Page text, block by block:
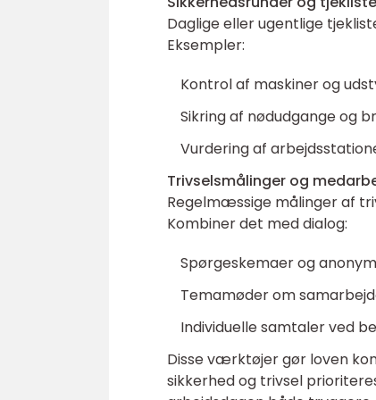
Daglige eller ugentlige
Eksempler:
Kontrol af maskiner og
Sikring af nødudgange og
Vurdering af
Trivselsmålinger og
Regelmæssige målinger af
Kombiner det med dialog:
Spørgeskemaer og
Temamøder om
Individuelle samtaler ved
Disse værktøjer gør loven
sikkerhed og trivsel